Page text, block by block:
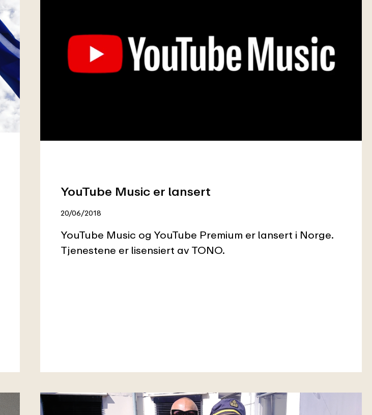
YouTube Music er lansert
20/06/2018
YouTube Music og YouTube Premium er lansert i Norge.
Tjenestene er lisensiert av TONO.